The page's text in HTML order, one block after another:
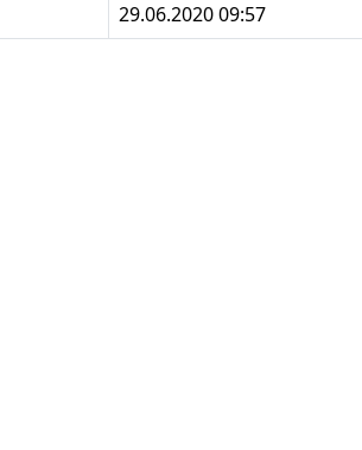
29.06.2020 09:57